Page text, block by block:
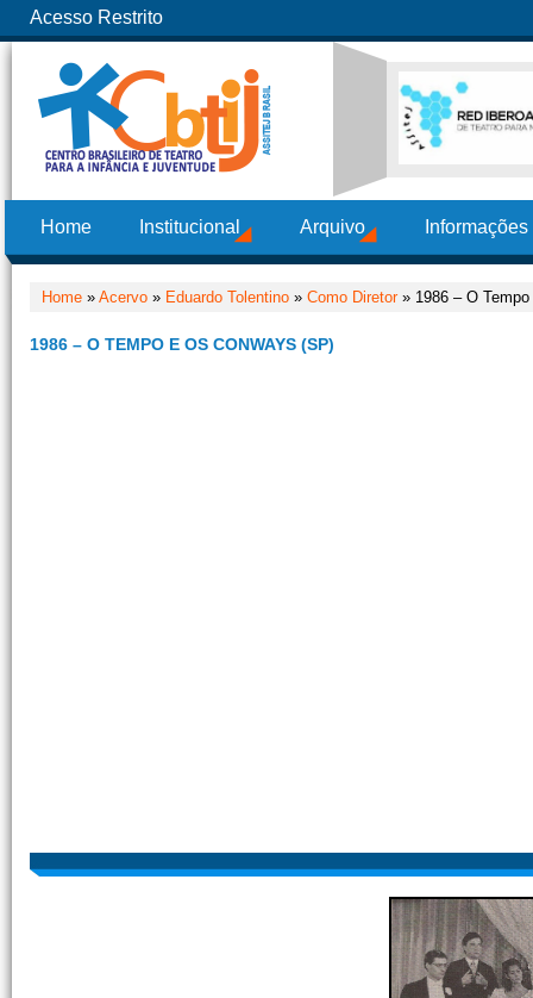
Acesso Restrito
Home Institucional Arquivo
Home » Acervo » Eduardo Tolentino » Como Diretor» 1986 – O
1986 – O TEMPO E OS CONWAYS (SP)